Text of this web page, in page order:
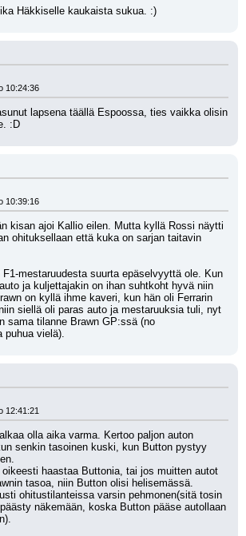
Häkkiselle kaukaista sukua. :)
10:24:36
lapsena täällä Espoossa, ties vaikka olisin
:D
10:39:16
kisan ajoi Kallio eilen. Mutta kyllä Rossi näytti
ohituksellaan että kuka on sarjan taitavin
mestaruudesta suurta epäselvyyttä ole. Kun
ja kuljettajakin on ihan suhtkoht hyvä niin
on kyllä ihme kaveri, kun hän oli Ferrarin
siellä oli paras auto ja mestaruuksia tuli, nyt
sama tilanne Brawn GP:ssä (no
puhua vielä).
12:41:21
olla aika varma. Kertoo paljon auton
senkin tasoinen kuski, kun Button pystyy
haastaa Buttonia, tai jos muitten autot
tasoa, niin Button olisi helisemässä.
ohitustilanteissa varsin pehmonen(sitä tosin
näkemään, koska Button pääse autollaan